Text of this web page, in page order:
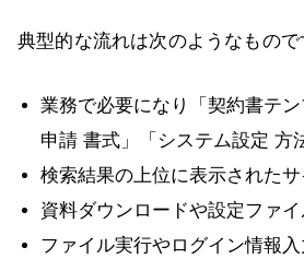
典型的な流れは次のようなもので
業務で必要になり「契約書テ
申請 書式」「システム設定 方
検索結果の上位に表示された
資料ダウンロードや設定ファ
ファイル実行やログイン情報